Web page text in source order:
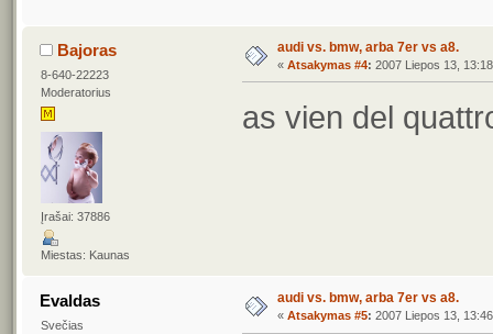
Bajoras
8-640-22223
Moderatorius
Įrašai: 37886
Miestas: Kaunas
audi vs. bmw, arba 7er vs a8.
« Atsakymas #4: 2007 Liepos 13,
as vien del
Evaldas
Svečias
audi vs. bmw, arba 7er vs a8.
« Atsakymas #5: 2007 Liepos 13,